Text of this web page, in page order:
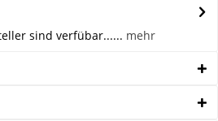
sind verfübar...... mehr